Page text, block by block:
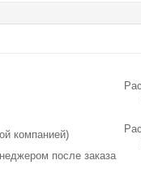
компанией)
после заказа